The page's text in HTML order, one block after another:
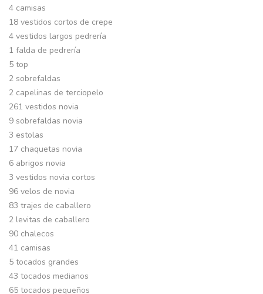
4 camisas
18 vestidos cortos de crepe
4 vestidos largos pedrería
1 falda de pedrería
5 top
2 sobrefaldas
2 capelinas de terciopelo
261 vestidos novia
9 sobrefaldas novia
3 estolas
17 chaquetas novia
6 abrigos novia
3 vestidos novia cortos
96 velos de novia
83 trajes de caballero
2 levitas de caballero
90 chalecos
41 camisas
5 tocados grandes
43 tocados medianos
65 tocados pequeños